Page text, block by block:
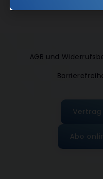
AGB und
Abo